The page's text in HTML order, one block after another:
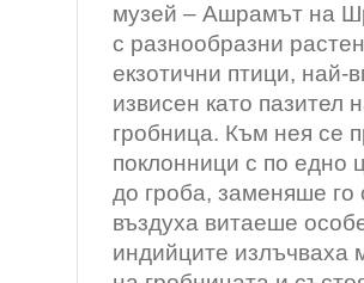
музей – Ашрамът на
с разнообразни
екзотични птици,
извисен като пазител
гробница. Към нея се
поклонници с по едно
до гроба, заменяше го
въздуха витаеше
индийците излъчваха